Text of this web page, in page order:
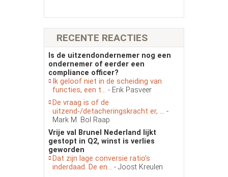
RECENTE REACTIES
Is de uitzendondernemer nog een
ondernemer of eerder een
compliance officer?
Ik geloof niet in de scheiding van
functies, een t... - Erik Pasveer
De vraag is of de
uitzend-/detacheringskracht er, ... -
Mark M. Bol Raap
Vrije val Brunel Nederland lijkt
gestopt in Q2, winst is verlies
geworden
Dat zijn lage conversie ratio’s
inderdaad. De en... - Joost Kreulen